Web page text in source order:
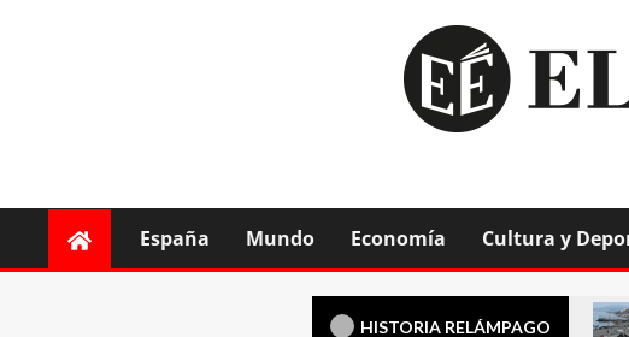
España Mundo Economía Cultura y
HISTORIA RELÁMPAGO